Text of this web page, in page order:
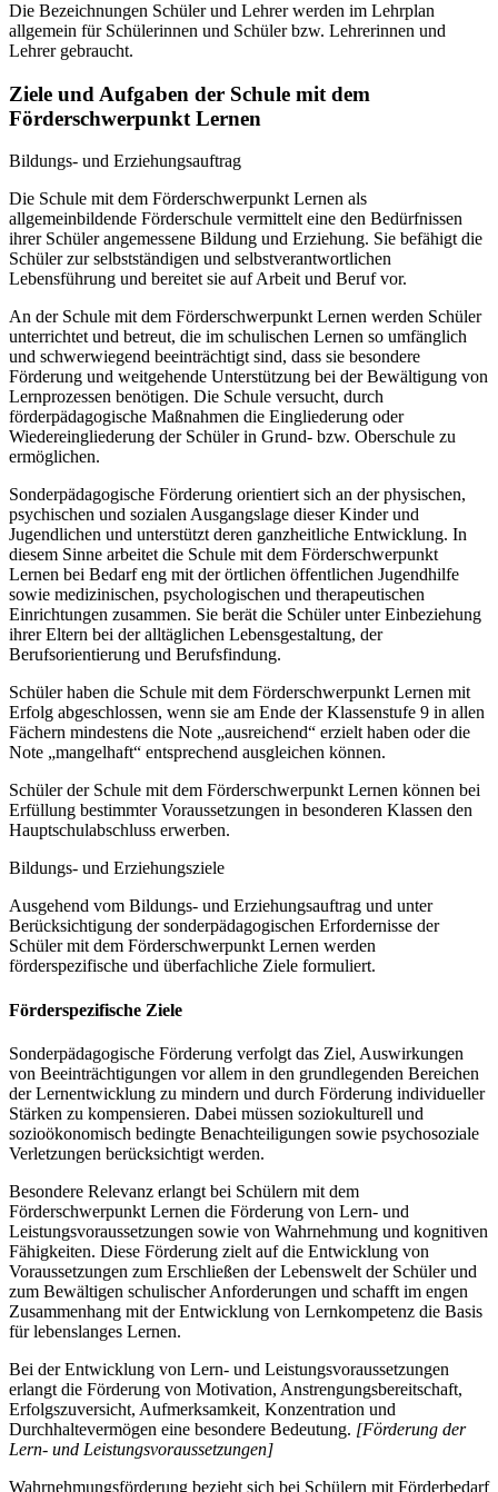
Die Bezeichnungen Schüler und Lehrer werden im Lehrplan
allgemein für Schülerinnen und Schüler bzw. Lehrerinnen und
Lehrer gebraucht.
Ziele und Aufgaben der Schule mit dem
Förderschwerpunkt Lernen
Bildungs- und Erziehungsauftrag
Die Schule mit dem Förderschwerpunkt Lernen als
allgemeinbildende Förderschule vermittelt eine den Bedürfnissen
ihrer Schüler angemessene Bildung und Erziehung. Sie befähigt die
Schüler zur selbstständigen und selbstverantwortlichen
Lebensführung und bereitet sie auf Arbeit und Beruf vor.
An der Schule mit dem Förderschwerpunkt Lernen werden Schüler
unterrichtet und betreut, die im schulischen Lernen so umfänglich
und schwerwiegend beeinträchtigt sind, dass sie besondere
Förderung und weitgehende Unterstützung bei der Bewältigung von
Lernprozessen benötigen. Die Schule versucht, durch
förderpädagogische Maßnahmen die Eingliederung oder
Wiedereingliederung der Schüler in Grund- bzw. Oberschule zu
ermöglichen.
Sonderpädagogische Förderung orientiert sich an der physischen,
psychischen und sozialen Ausgangslage dieser Kinder und
Jugendlichen und unterstützt deren ganzheitliche Entwicklung. In
diesem Sinne arbeitet die Schule mit dem Förderschwerpunkt
Lernen bei Bedarf eng mit der örtlichen öffentlichen Jugendhilfe
sowie medizinischen, psychologischen und therapeutischen
Einrichtungen zusammen. Sie berät die Schüler unter Einbeziehung
ihrer Eltern bei der alltäglichen Lebensgestaltung, der
Berufsorientierung und Berufsfindung.
Schüler haben die Schule mit dem Förderschwerpunkt Lernen mit
Erfolg abgeschlossen, wenn sie am Ende der Klassenstufe 9 in allen
Fächern mindestens die Note „ausreichend“ erzielt haben oder die
Note „mangelhaft“ entsprechend ausgleichen können.
Schüler der Schule mit dem Förderschwerpunkt Lernen können bei
Erfüllung bestimmter Voraussetzungen in besonderen Klassen den
Hauptschulabschluss erwerben.
Bildungs- und Erziehungsziele
Ausgehend vom Bildungs- und Erziehungsauftrag und unter
Berücksichtigung der sonderpädagogischen Erfordernisse der
Schüler mit dem Förderschwerpunkt Lernen werden
förderspezifische und überfachliche Ziele formuliert.
Förderspezifische Ziele
Sonderpädagogische Förderung verfolgt das Ziel, Auswirkungen
von Beeinträchtigungen vor allem in den grundlegenden Bereichen
der Lernentwicklung zu mindern und durch Förderung individueller
Stärken zu kompensieren. Dabei müssen soziokulturell und
sozioökonomisch bedingte Benachteiligungen sowie psychosoziale
Verletzungen berücksichtigt werden.
Besondere Relevanz erlangt bei Schülern mit dem
Förderschwerpunkt Lernen die Förderung von Lern- und
Leistungsvoraussetzungen sowie von Wahrnehmung und kognitiven
Fähigkeiten. Diese Förderung zielt auf die Entwicklung von
Voraussetzungen zum Erschließen der Lebenswelt der Schüler und
zum Bewältigen schulischer Anforderungen und schafft im engen
Zusammenhang mit der Entwicklung von Lernkompetenz die Basis
für lebenslanges Lernen.
Bei der Entwicklung von Lern- und Leistungsvoraussetzungen
erlangt die Förderung von Motivation, Anstrengungsbereitschaft,
Erfolgszuversicht, Aufmerksamkeit, Konzentration und
Durchhaltevermögen eine besondere Bedeutung. [Förderung der
Lern- und Leistungsvoraussetzungen]
Wahrnehmungsförderung bezieht sich bei Schülern mit Förderbedarf